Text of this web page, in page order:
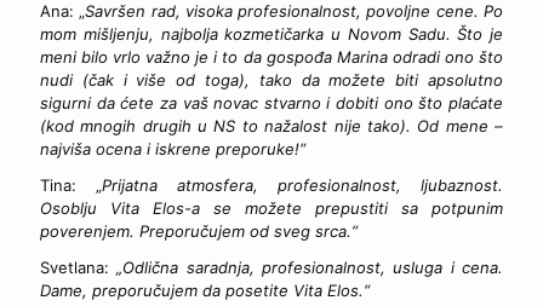
Ana: „Savršen rad, visoka profesionalnost, povoljne cene. Po
mom mišljenju, najbolja kozmetičarka u Novom Sadu. Što je
meni bilo vrlo važno je i to da gospođa Marina odradi ono što
nudi (čak i više od toga), tako da možete biti apsolutno
sigurni da ćete za vaš novac stvarno i dobiti ono što plaćate
(kod mnogih drugih u NS to nažalost nije tako). Od mene –
najviša ocena i iskrene preporuke!“
Tina: „Prijatna atmosfera, profesionalnost, ljubaznost.
Osoblju Vita Elos-a se možete prepustiti sa potpunim
poverenjem. Preporučujem od sveg srca.“
Svetlana: „Odlična saradnja, profesionalnost, usluga i cena.
Dame, preporučujem da posetite Vita Elos.“